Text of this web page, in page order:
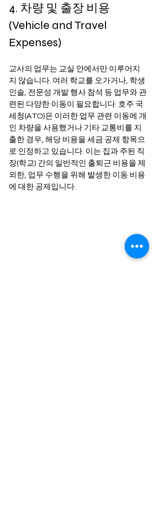
4. 차량 및 출장 비용
(Vehicle and Travel
Expenses)
교사의 업무는 교실 안에서만 이루어지
지 않습니다. 여러 학교를 오가거나, 학생
인솔, 전문성 개발 행사 참석 등 업무와 관
련된 다양한 이동이 필요합니다. 호주 국
세청(ATO)은 이러한 업무 관련 이동에 개
인 차량을 사용했거나 기타 교통비를 지
출한 경우, 해당 비용을 세금 공제 항목으
로 인정하고 있습니다. 이는 집과 주된 직
장(학교) 간의 일반적인 출퇴근 비용을 제
외한, 업무 수행을 위해 발생한 이동 비용
에 대한 공제입니다.